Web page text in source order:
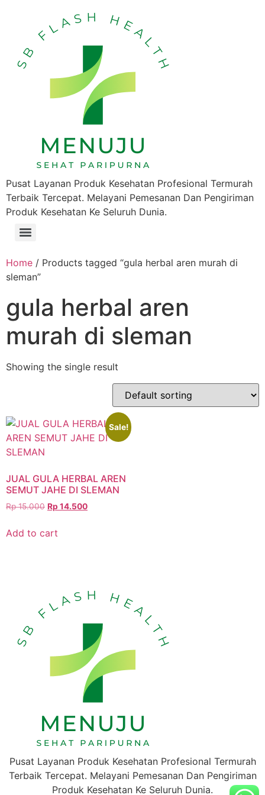
Pusat Layanan Produk Kesehatan Profesional Termurah
Terbaik Tercepat. Melayani Pemesanan Dan Pengiriman
Produk Kesehatan Ke Seluruh Dunia.
Home / Products tagged “gula herbal aren murah di
sleman”
gula herbal aren
murah di sleman
Showing the single result
Sale!
JUAL GULA HERBAL AREN
SEMUT JAHE DI SLEMAN
Rp15.000 Rp 14.500
Add to cart
Pusat Layanan Produk Kesehatan Profesional Termurah
Terbaik Tercepat. Melayani Pemesanan Dan Pengiriman
Produk Kesehatan Ke Seluruh Dunia.